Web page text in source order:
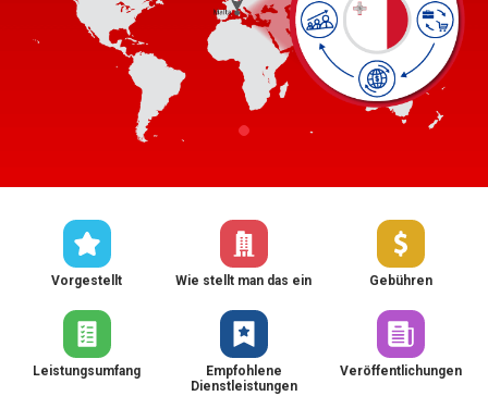
Vorgestellt Wie stellt man das ein Gebühren
Leistungsumfang
Empfohlene
Dienstleistungen
Veröffentlichungen